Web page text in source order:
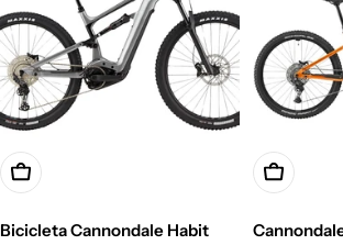
Opciones
Bicicleta Cannondale Habit
Opciones